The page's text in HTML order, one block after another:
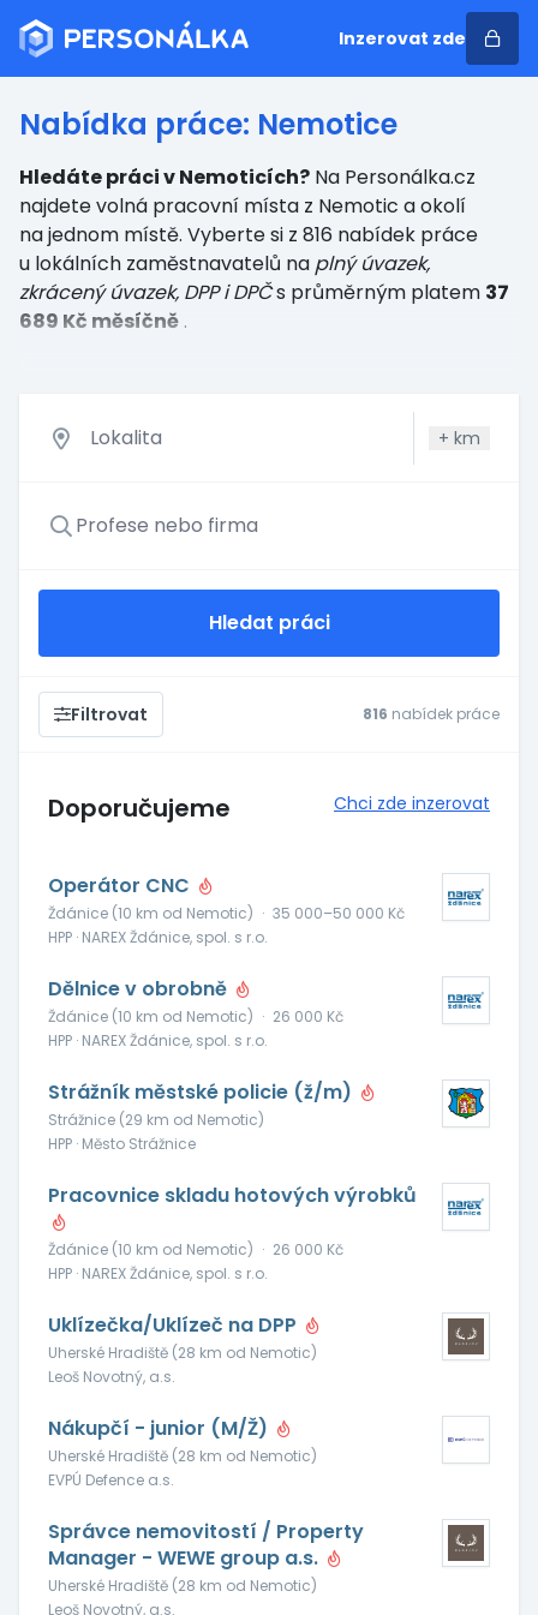
Inzerovat zde
Nabídka práce: Nemotice
Hledáte práci v Nemoticích? Na Personálka.cz
najdete volná pracovní místa z Nemotic a okolí
na jednom místě. Vyberte si z 816 nabídek práce
u lokálních zaměstnavatelů na plný úvazek,
zkrácený úvazek, DPP i DPČs průměrným platem 37
689 Kč měsíčně .
+ km
Hledat práci
Filtrovat 816 nabídek práce
Doporučujeme Chci zde inzerovat
Operátor CNC
Ždánice (10 km od Nemotic) · 35 000–50 000 Kč
HPP · NAREX Ždánice, spol. s r.o.
Dělnice v obrobně
Ždánice (10 km od Nemotic) · 26 000 Kč
HPP · NAREX Ždánice, spol. s r.o.
Strážník městské policie (ž/m)
Strážnice (29 km od Nemotic)
HPP · Město Strážnice
Pracovnice skladu hotových výrobků
Ždánice (10 km od Nemotic) · 26 000 Kč
HPP · NAREX Ždánice, spol. s r.o.
Uklízečka/Uklízeč na DPP
Uherské Hradiště (28 km od Nemotic)
Leoš Novotný, a.s.
Nákupčí - junior (M/Ž)
Uherské Hradiště (28 km od Nemotic)
EVPÚ Defence a.s.
Správce nemovitostí / Property
Manager - WEWE group a.s.
Uherské Hradiště (28 km od Nemotic)
Leoš Novotný, a.s.